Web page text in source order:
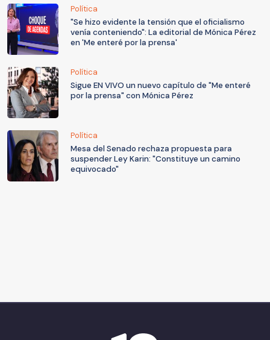
Política
"Se hizo evidente la tensión que el oficialismo
venía conteniendo": La editorial de Mónica Pérez
en 'Me enteré por la prensa'
Política
Sigue EN VIVO un nuevo capítulo de "Me enteré
por la prensa" con Mónica Pérez
Política
Mesa del Senado rechaza propuesta para
suspender Ley Karin: "Constituye un camino
equivocado"